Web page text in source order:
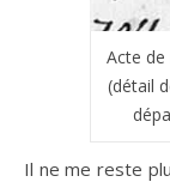
Acte de
(détail
Il ne me reste